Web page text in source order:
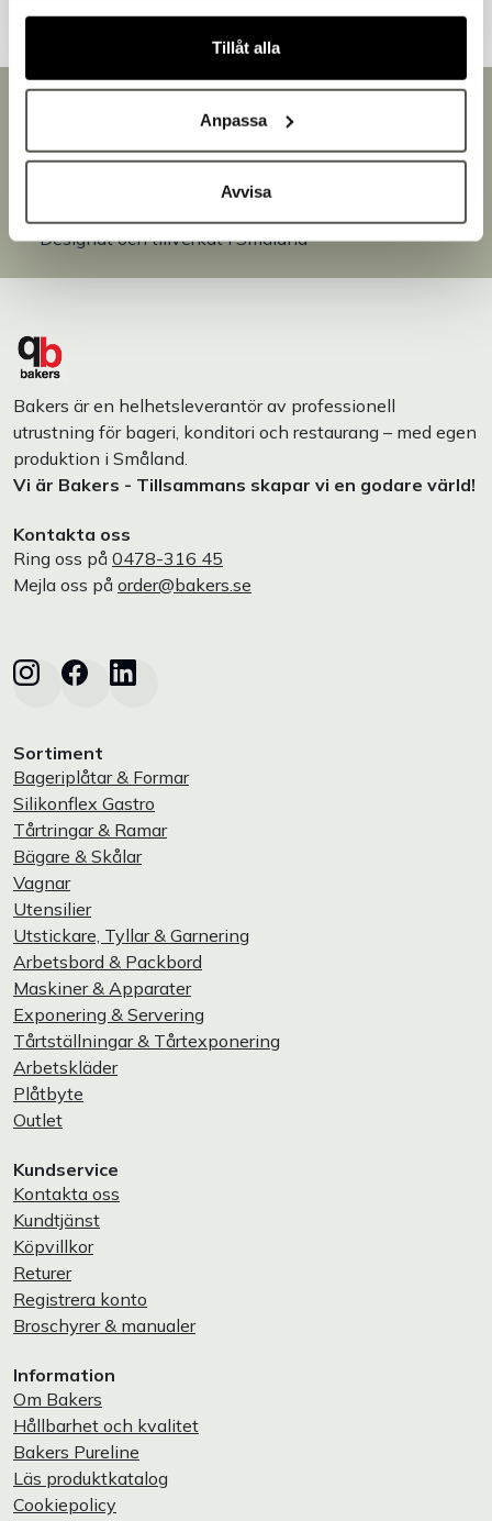
Tillåt alla
Anpassa
Avvisa
Leverans inom 3-5 arbetsdagar.
Brett sortiment
Designat och tillverkat i Småland
Bakers är en helhetsleverantör av professionell
utrustning för bageri, konditori och restaurang – med egen
produktion i Småland.
Vi är Bakers - Tillsammans skapar vi en godare värld!
Kontakta oss
Ring oss på 0478-316 45
Mejla oss på order@bakers.se
Sortiment
Bageriplåtar & Formar
Silikonflex Gastro
Tårtringar & Ramar
Bägare & Skålar
Vagnar
Utensilier
Utstickare, Tyllar & Garnering
Arbetsbord & Packbord
Maskiner & Apparater
Exponering & Servering
Tårtställningar & Tårtexponering
Arbetskläder
Plåtbyte
Outlet
Kundservice
Kontakta oss
Kundtjänst
Köpvillkor
Returer
Registrera konto
Broschyrer & manualer
Information
Om Bakers
Hållbarhet och kvalitet
Bakers Pureline
Läs produktkatalog
Cookiepolicy